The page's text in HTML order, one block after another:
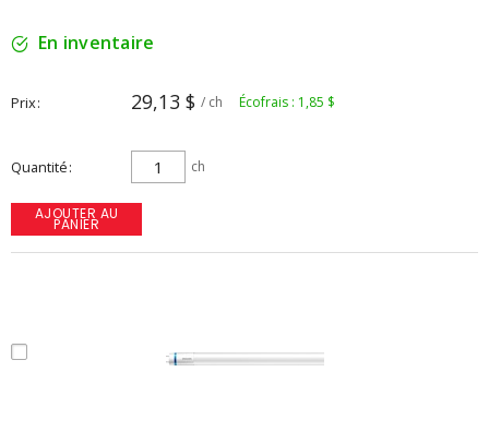
En inventaire
Prix 29,13 $ / ch Écofrais : 1,85 $
Quantité ch
AJOUTER AU
PANIER